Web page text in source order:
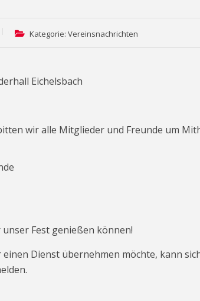
Kategorie: Vereinsnachrichten
Eichelsbach
wir alle Mitglieder und Freunde um
Fest genießen können!
Dienst übernehmen möchte, kann